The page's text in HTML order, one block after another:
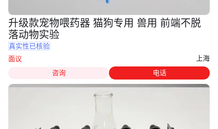
升级款宠物喂药器 猫狗专用 兽用 前端不脱
落动物实验
真实性已核验
面议
上海
咨询
电话